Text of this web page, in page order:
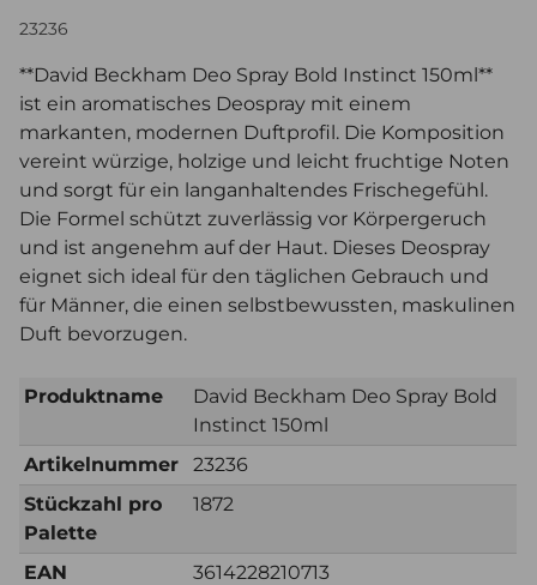
23236
**David Beckham Deo Spray Bold Instinct 150ml**
ist ein aromatisches Deospray mit einem
markanten, modernen Duftprofil. Die Komposition
vereint würzige, holzige und leicht fruchtige Noten
und sorgt für ein langanhaltendes Frischegefühl.
Die Formel schützt zuverlässig vor Körpergeruch
und ist angenehm auf der Haut. Dieses Deospray
eignet sich ideal für den täglichen Gebrauch und
für Männer, die einen selbstbewussten, maskulinen
Duft bevorzugen.
Produktname
David Beckham Deo Spray Bold
Instinct 150ml
Artikelnummer
23236
Stückzahl pro
Palette
1872
EAN
3614228210713